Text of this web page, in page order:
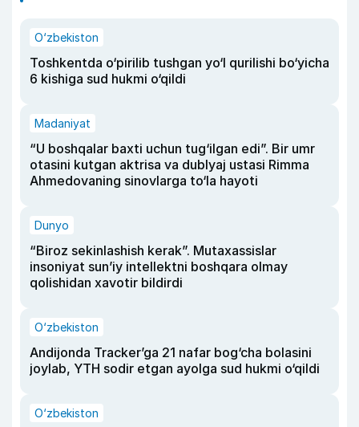
O‘zbekiston
Toshkentda o‘pirilib tushgan yo‘l qurilishi bo‘yicha
6 kishiga sud hukmi o‘qildi
Madaniyat
“U boshqalar baxti uchun tug‘ilgan edi”. Bir umr
otasini kutgan aktrisa va dublyaj ustasi Rimma
Ahmedovaning sinovlarga to‘la hayoti
Dunyo
“Biroz sekinlashish kerak”. Mutaxassislar
insoniyat sun’iy intellektni boshqara olmay
qolishidan xavotir bildirdi
O‘zbekiston
Andijonda Tracker’ga 21 nafar bog‘cha bolasini
joylab, YTH sodir etgan ayolga sud hukmi o‘qildi
O‘zbekiston